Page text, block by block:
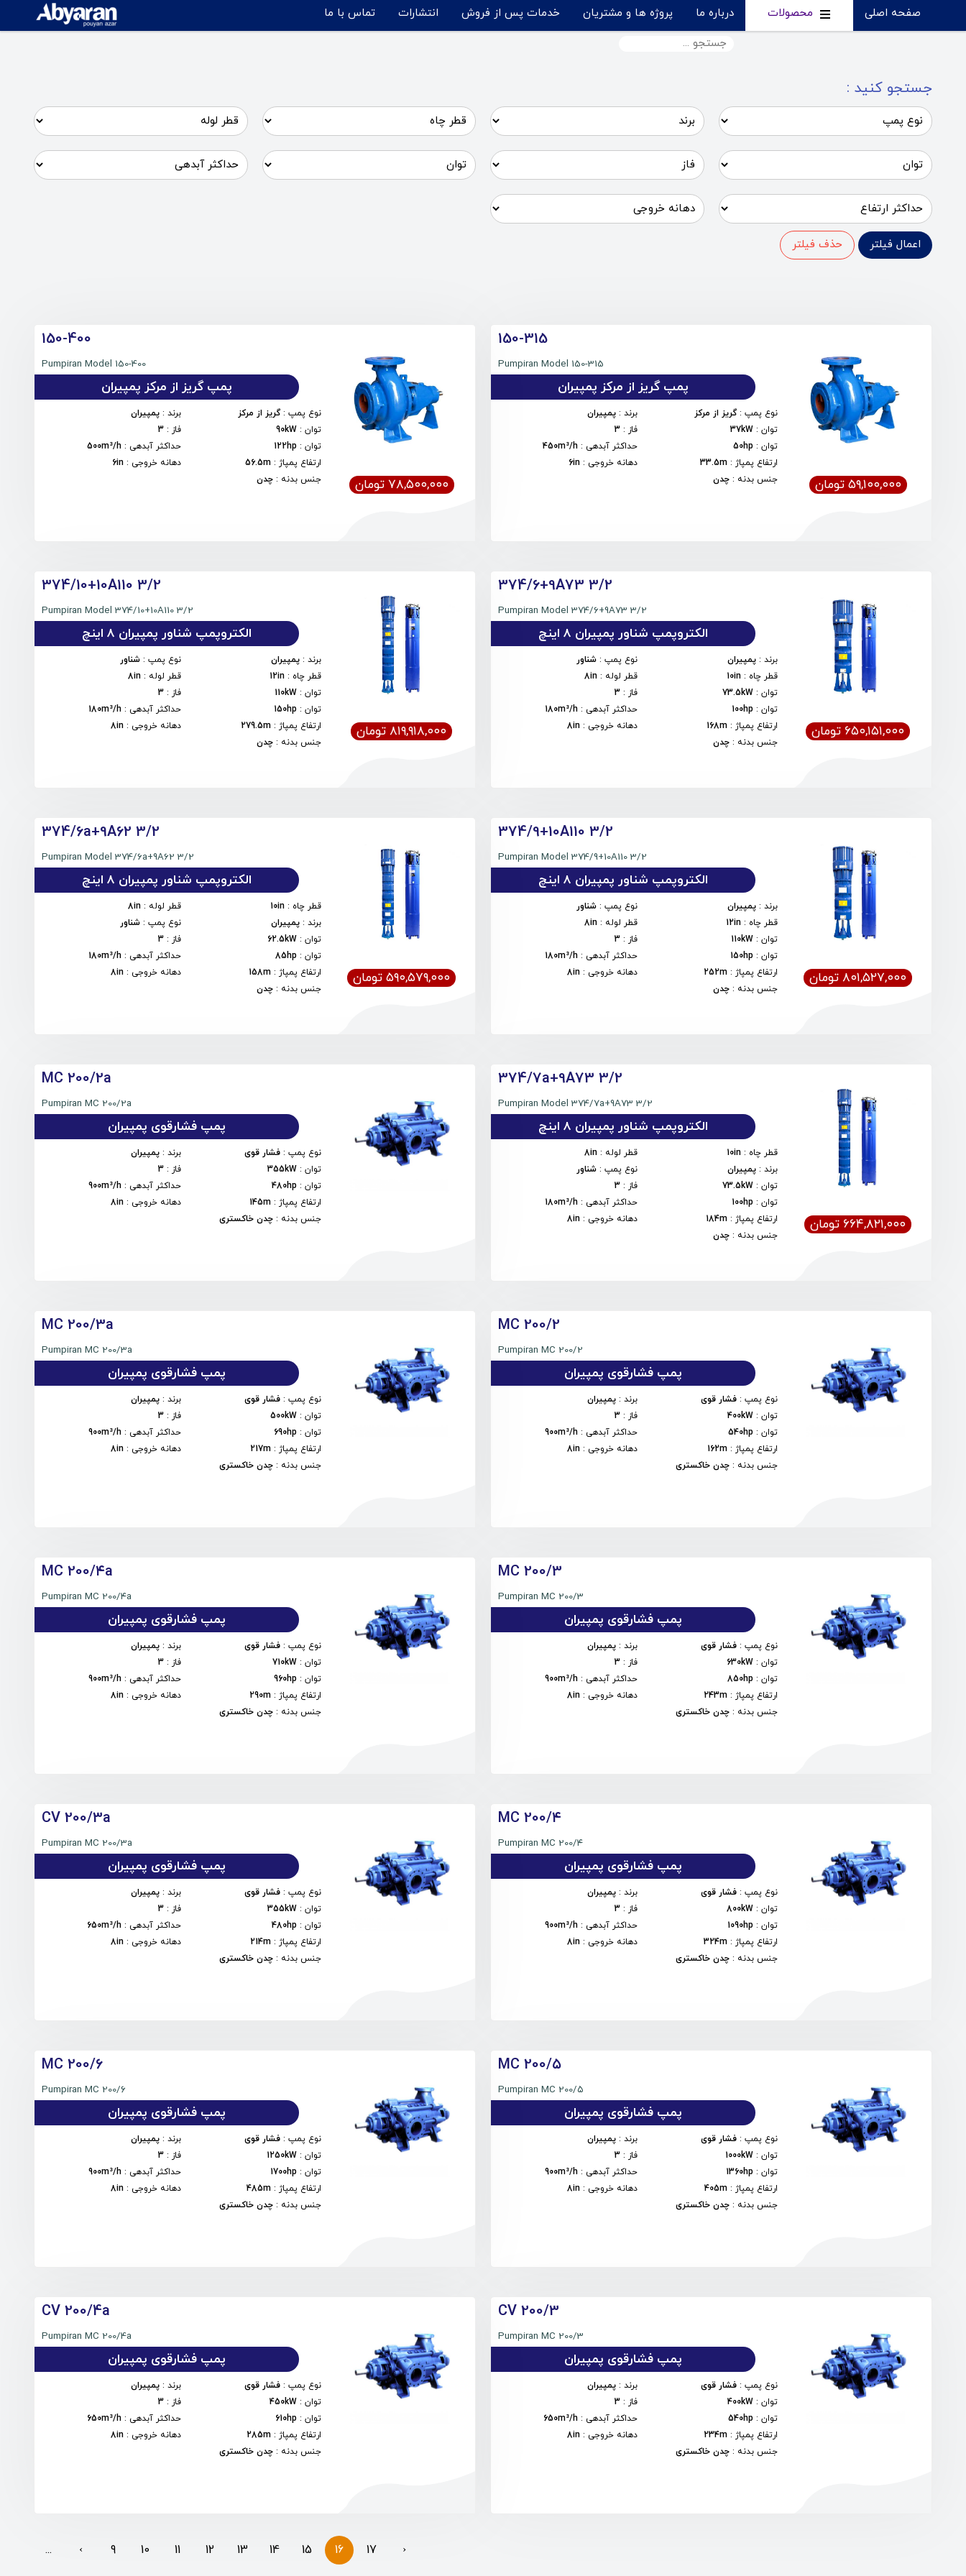
صفحه اصلی محصولات درباره ما پروژه ها و مشتریان خدمات پس از فروش انتشارات تماس با ما
جستجو کنید :
اعمال فیلتر حذف فیلتر
۵۹,۱۰۰,۰۰۰ تومان
150-315
Pumpiran Model 150-315
پمپ گریز از مرکز پمپیران
نوع پمپ :گریز از مرکز برند: پمپیران
توان :
37kW فاز :
3
توان :
50hp حداکثر آبدهی :
450m³/h
ارتفاع پمپاژ :
33.5m دهانه خروجی :
6in
جنس بدنه :چدن ۷۸,۵۰۰,۰۰۰ تومان
150-400
Pumpiran Model 150-400
پمپ گریز از مرکز پمپیران
نوع پمپ :گریز از مرکز برند: پمپیران
توان :
90kW فاز :
3
توان :
122hp حداکثر آبدهی :
500m³/h
ارتفاع پمپاژ :
56.5m دهانه خروجی :
6in
جنس بدنه :چدن
۶۵۰,۱۵۱,۰۰۰ تومان
374/6+9A73 3/2
Pumpiran Model 374/6+9A73 3/2
الکتروپمپ شناور پمپیران 8 اینچ
برند :پمپیران نوع پمپ: شناور
قطر چاه :
10in قطر لوله :
8in
توان :
73.5kW فاز :
3
توان :
100hp حداکثر آبدهی :
180m³/h
ارتفاع پمپاژ :
168m دهانه خروجی :
8in
جنس بدنه :چدن
۸۱۹,۹۱۸,۰۰۰ تومان
374/10+10A110 3/2
Pumpiran Model 374/10+10A110 3/2
الکتروپمپ شناور پمپیران 8 اینچ
برند :پمپیران نوع پمپ: شناور
قطر چاه :
12in قطر لوله :
8in
توان :
110kW فاز :
3
توان :
150hp حداکثر آبدهی :
180m³/h
ارتفاع پمپاژ :
279.5m دهانه خروجی :
8in
جنس بدنه :چدن
۸۰۱,۵۲۷,۰۰۰ تومان
374/9+10A110 3/2
Pumpiran Model 374/9+10A110 3/2
الکتروپمپ شناور پمپیران 8 اینچ
برند :پمپیران نوع پمپ: شناور
قطر چاه :
12in قطر لوله :
8in
توان :
110kW فاز :
3
توان :
150hp حداکثر آبدهی :
180m³/h
ارتفاع پمپاژ :
252m دهانه خروجی :
8in
جنس بدنه :چدن
۵۹۰,۵۷۹,۰۰۰ تومان
374/6a+9A62 3/2
Pumpiran Model 374/6a+9A62 3/2
الکتروپمپ شناور پمپیران 8 اینچ
قطر چاه :
10in قطر لوله :
8in
برند :پمپیران نوع پمپ: شناور
توان :
62.5kW فاز :
3
توان :
85hp حداکثر آبدهی :
180m³/h
ارتفاع پمپاژ :
158m دهانه خروجی :
8in
جنس بدنه :چدن
۶۶۴,۸۲۱,۰۰۰ تومان
374/7a+9A73 3/2
Pumpiran Model 374/7a+9A73 3/2
الکتروپمپ شناور پمپیران 8 اینچ
قطر چاه :
10in قطر لوله :
8in
برند :پمپیران نوع پمپ: شناور
توان :
73.5kW فاز :
3
توان :
100hp حداکثر آبدهی :
180m³/h
ارتفاع پمپاژ :
184m دهانه خروجی :
8in
جنس بدنه :چدن
MC 200/2a
Pumpiran MC 200/2a
پمپ فشارقوی پمپیران
نوع پمپ :فشار قوی برند: پمپیران
توان :
355kW فاز :
3
توان :
480hp حداکثر آبدهی :
900m³/h
ارتفاع پمپاژ :
145m دهانه خروجی :
8in
جنس بدنه :چدن خاکستری
MC 200/2
Pumpiran MC 200/2
پمپ فشارقوی پمپیران
نوع پمپ :فشار قوی برند: پمپیران
توان :
400kW فاز :
3
توان :
540hp حداکثر آبدهی :
900m³/h
ارتفاع پمپاژ :
162m دهانه خروجی :
8in
جنس بدنه :چدن خاکستری
MC 200/3a
Pumpiran MC 200/3a
پمپ فشارقوی پمپیران
نوع پمپ :فشار قوی برند: پمپیران
توان :
500kW فاز :
3
توان :
690hp حداکثر آبدهی :
900m³/h
ارتفاع پمپاژ :
217m دهانه خروجی :
8in
جنس بدنه :چدن خاکستری
MC 200/3
Pumpiran MC 200/3
پمپ فشارقوی پمپیران
نوع پمپ :فشار قوی برند: پمپیران
توان :
630kW فاز :
3
توان :
850hp حداکثر آبدهی :
900m³/h
ارتفاع پمپاژ :
243m دهانه خروجی :
8in
جنس بدنه :چدن خاکستری
MC 200/۴a
Pumpiran MC 200/۴a
پمپ فشارقوی پمپیران
نوع پمپ :فشار قوی برند: پمپیران
توان :
710kW فاز :
3
توان :
960hp حداکثر آبدهی :
900m³/h
ارتفاع پمپاژ :
290m دهانه خروجی :
8in
جنس بدنه :چدن خاکستری
MC 200/۴
Pumpiran MC 200/۴
پمپ فشارقوی پمپیران
نوع پمپ :فشار قوی برند: پمپیران
توان :
800kW فاز :
3
توان :
1090hp حداکثر آبدهی :
900m³/h
ارتفاع پمپاژ :
324m دهانه خروجی :
8in
جنس بدنه :چدن خاکستری
CV 200/3a
Pumpiran MC 200/3a
پمپ فشارقوی پمپیران
نوع پمپ :فشار قوی برند: پمپیران
توان :
355kW فاز :
3
توان :
480hp حداکثر آبدهی :
650m³/h
ارتفاع پمپاژ :
214m دهانه خروجی :
8in
جنس بدنه :چدن خاکستری
MC 200/۵
Pumpiran MC 200/۵
پمپ فشارقوی پمپیران
نوع پمپ :فشار قوی برند: پمپیران
توان :
1000kW فاز :
3
توان :
1360hp حداکثر آبدهی :
900m³/h
ارتفاع پمپاژ :
405m دهانه خروجی :
8in
جنس بدنه :چدن خاکستری
MC 200/۶
Pumpiran MC 200/۶
پمپ فشارقوی پمپیران
نوع پمپ :فشار قوی برند: پمپیران
توان :
1250kW فاز :
3
توان :
1700hp حداکثر آبدهی :
900m³/h
ارتفاع پمپاژ :
485m دهانه خروجی :
8in
جنس بدنه :چدن خاکستری
CV 200/3
Pumpiran MC 200/3
پمپ فشارقوی پمپیران
نوع پمپ :فشار قوی برند: پمپیران
توان :
400kW فاز :
3
توان :
540hp حداکثر آبدهی :
650m³/h
ارتفاع پمپاژ :
234m دهانه خروجی :
8in
جنس بدنه :چدن خاکستری
CV 200/4a
Pumpiran MC 200/4a
پمپ فشارقوی پمپیران
نوع پمپ :فشار قوی برند: پمپیران
توان :
450kW فاز :
3
توان :
610hp حداکثر آبدهی :
650m³/h
ارتفاع پمپاژ :
285m دهانه خروجی :
8in
جنس بدنه :چدن خاکستری
... ‹ 9 10 11 12 13 14 15 16 17 ›